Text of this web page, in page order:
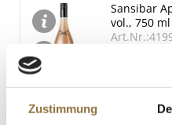
Zustimmung
Sansibar
vol., 750 ml